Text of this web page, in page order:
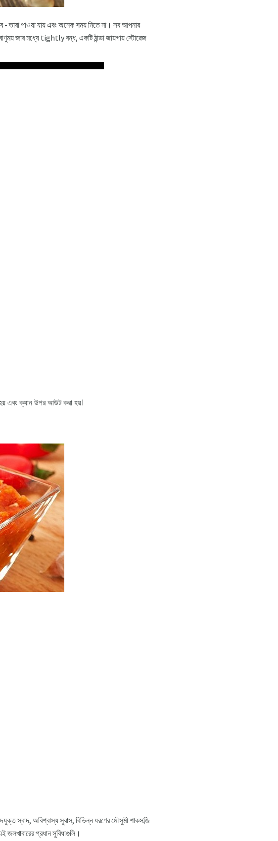
পাওয়া যায় এবং অনেক সময় নিতে না। সব আপনার
জার মধ্যে tightly বন্ধ, একটি ঠান্ডা জায়গায় স্টোরেজ
এবং ক্যান উপর আউট করা হয়।
স্বাদ, অবিশ্বাস্য সুবাস, বিভিন্ন ধরণের মৌসুমী শাকসব্জি
প্রধান সুবিধাগুলি।